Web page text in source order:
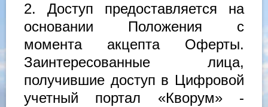
2. Доступ предоставляется на
основании Положения с
момента акцепта Оферты.
Заинтересованные лица,
получившие доступ в Цифровой
учетный портал «Кворум» -